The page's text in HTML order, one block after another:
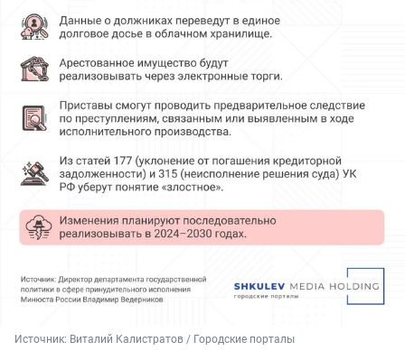
Источник: Виталий Калистратов / Городские порталы